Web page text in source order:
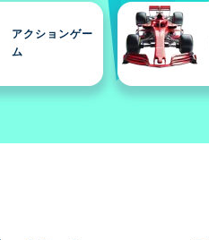
アクションゲー
ム